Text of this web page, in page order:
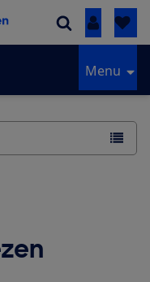
Inloggen
Menu